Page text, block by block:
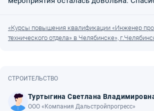
«Курсы повышения квалификации «Инженер
технического отдела» в Челябинске»,
СТРОИТЕЛЬСТВО
Туртыгина Светлана
ООО «Компания Дальстройпрогресс»